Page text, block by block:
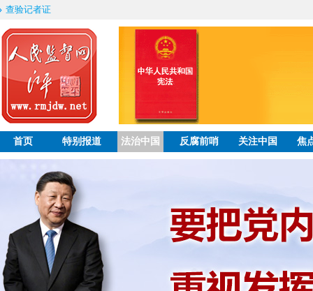
查验记者证
首页 特别报道 法治中国 反腐前哨 关注中国 焦